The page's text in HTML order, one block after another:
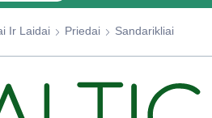
Ir Laidai Priedai Sandarikliai